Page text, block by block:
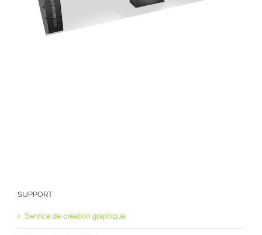
SUPPORT
Service de création graphique